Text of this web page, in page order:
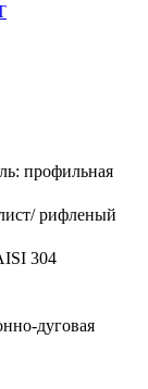
профильная
рифленый
304
дуговая